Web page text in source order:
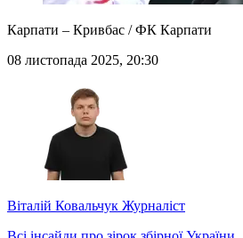
Карпати – Кривбас / ФК Карпати
08 листопада 2025, 20:30
Віталій Ковальчук Журналіст